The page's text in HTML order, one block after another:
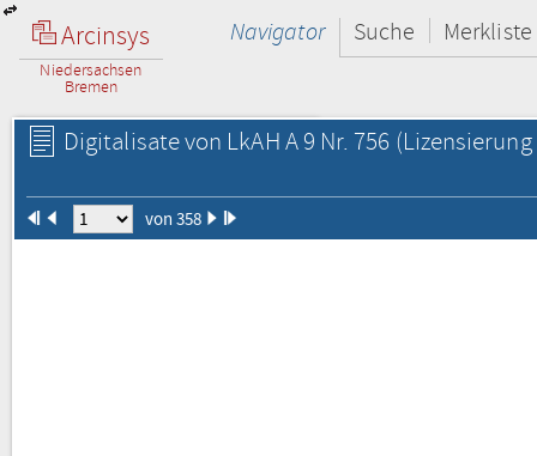
Arcinsys
Niedersachsen
Bremen
Navigator Suche Merkliste
Digitalisate von LkAH A 9 Nr. 756
von 358